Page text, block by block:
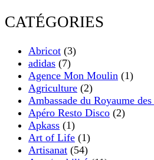
CATÉGORIES
Abricot (3)
adidas (7)
Agence Mon Moulin (1)
Agriculture (2)
Ambassade du Royaume
Apéro Resto Disco (2)
Apkass (1)
Art of Life (1)
Artisanat (54)